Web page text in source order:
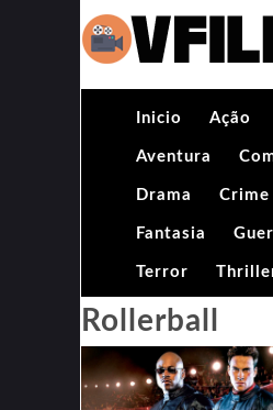
Inicio Ação
Aventura
Drama Crime
Fantasia
Terror
Rollerball